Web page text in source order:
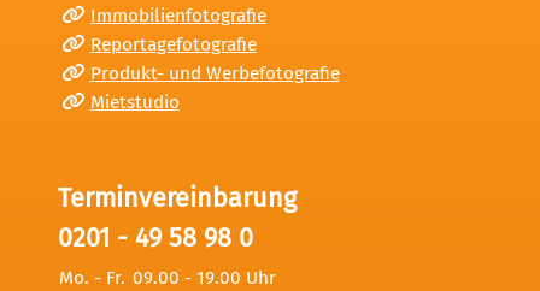
Immobilienfotografie
Reportagefotografie
Produkt- und Werbefotografie
Mietstudio
Terminvereinbarung
0201 - 49 58 98 0
Mo. - Fr. 09.00 - 19.00 Uhr